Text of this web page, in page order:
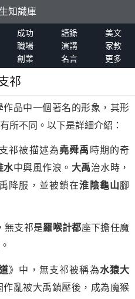
知識庫
成功 語錄
美文
職場 演講
家教
創業 名言 更多
祁
品中一個著名的形象，其形
所不同。以下是詳細介紹：
祁被描述為堯舜禹 時期的奇
水中興風作浪。 大禹治水時，
降服，並被鎖在淮陰龜山腳
無支祁是羅喉計都座下擔任魔
》中，無支祁被稱為水猿大
作亂被大禹鎮壓後，成為魔猴